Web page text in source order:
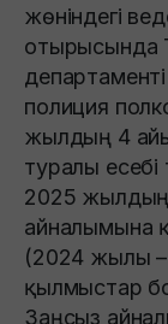
жөніндегі
отырысында
полиция
жылдың 4
туралы
2025 жылдың
айналымына
(2024 жылы –
қылмыстар
Заңсыз